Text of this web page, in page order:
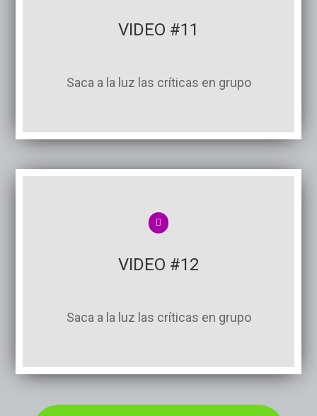
VIDEO #11
Saca a la luz las críticas en grupo
VIDEO #12
Saca a la luz las críticas en grupo